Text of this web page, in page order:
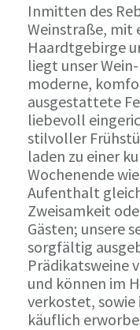
Inmitten des
Weinstraße, mit
Haardtgebirge
liegt unser
moderne,
ausgestattete
liebevoll
stilvoller
laden zu einer
Wochenende
Aufenthalt
Zweisamkeit
Gästen; unsere
sorgfältig
Prädikatsweine
und können im
verkostet, sowie
käuflich